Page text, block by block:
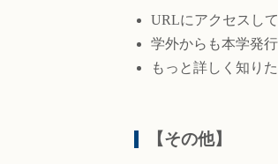
URLにアクセスし
学外からも本学発
もっと詳しく知り
【その他】